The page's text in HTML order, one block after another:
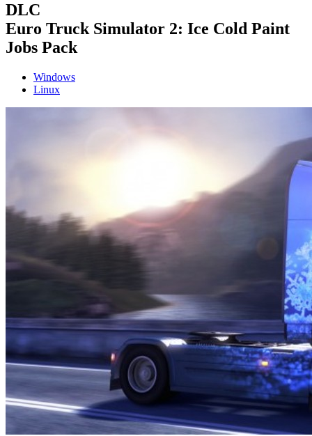
DLC
Euro Truck Simulator 2: Ice Cold Paint
Jobs Pack
Windows
Linux